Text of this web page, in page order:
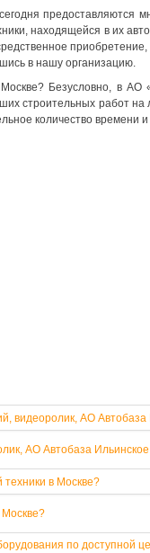
предоставляются
находящейся в их
приобретение,
в нашу организацию.
Безусловно, в АО
строительных работ на
количество времени
АО Автобаза Ильинское
Москве?